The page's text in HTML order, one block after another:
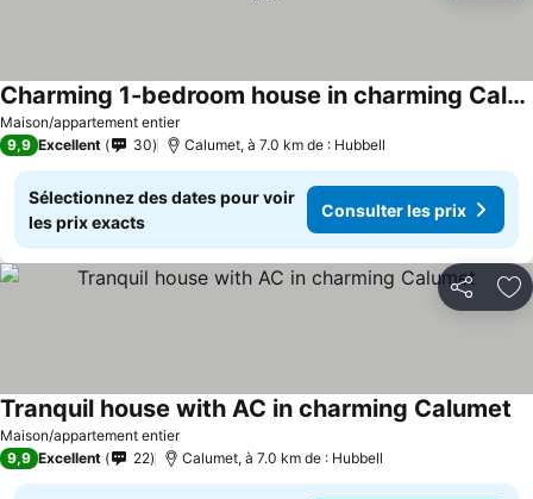
Maison/appartement entier
Charming 1-bedroom house in charming Calumet with AC
9,9 Excellent 30 Calumet, à 7.0 km de : Hubbell
Sélectionnez des dates pour voir
les prix exacts
Consulter les prix
Partager
Maison/appartement entier
Tranquil house with AC in charming Calumet
9,9 Excellent 22 Calumet, à 7.0 km de : Hubbell